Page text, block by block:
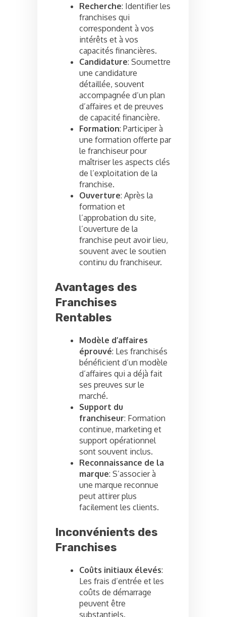
Recherche: Identifier les
franchises qui
correspondent à vos
intérêts et à vos
capacités financières.
Candidature: Soumettre
une candidature
détaillée, souvent
accompagnée d’un plan
d’affaires et de preuves
de capacité financière.
Formation: Participer à
une formation offerte par
le franchiseur pour
maîtriser les aspects clés
de l’exploitation de la
franchise.
Ouverture: Après la
formation et
l’approbation du site,
l’ouverture de la
franchise peut avoir lieu,
souvent avec le soutien
continu du franchiseur.
Avantages des
Franchises
Rentables
Modèle d’affaires
éprouvé: Les franchisés
bénéficient d’un modèle
d’affaires qui a déjà fait
ses preuves sur le
marché.
Support du
franchiseur: Formation
continue, marketing et
support opérationnel
sont souvent inclus.
Reconnaissance de la
marque: S’associer à
une marque reconnue
peut attirer plus
facilement les clients.
Inconvénients des
Franchises
Coûts initiaux élevés:
Les frais d’entrée et les
coûts de démarrage
peuvent être
substantiels.